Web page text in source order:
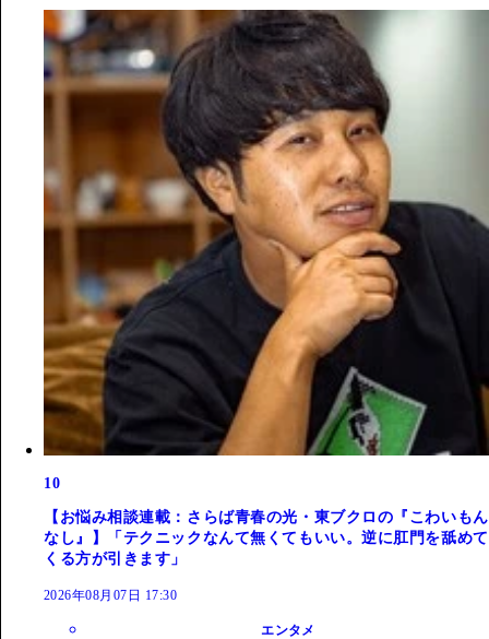
10
【お悩み相談連載：さらば青春の光・東ブクロの『こわいもん
なし』】「テクニックなんて無くてもいい。逆に肛門を舐めて
くる方が引きます」
2026年08月07日 17:30
エンタメ